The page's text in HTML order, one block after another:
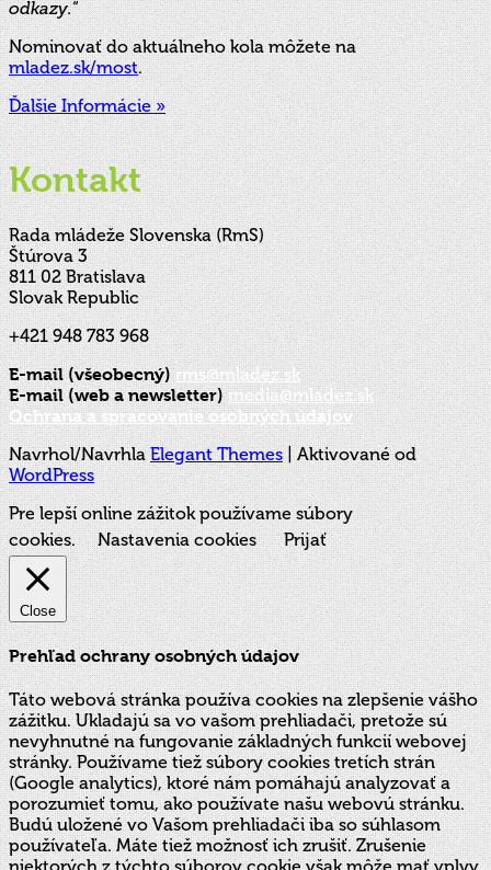
odkazy.“
Nominovať do aktuálneho kola môžete na
mladez.sk/most.
Ďalšie Informácie »
Kontakt
Rada mládeže Slovenska (RmS)
Štúrova 3
811 02 Bratislava
Slovak Republic
+421 948 783 968
E-mail (všeobecný)rms@mladez.sk
E-mail (web a newsletter) media@mladez.sk
Ochrana a spracovanie osobných údajov
Navrhol/Navrhla Elegant Themes| Aktivované od
WordPress
Pre lepší online zážitok používame súbory
cookies.
Nastavenia cookies Prijať
Close
Prehľad ochrany osobných údajov
Táto webová stránka používa cookies na zlepšenie vášho
zážitku. Ukladajú sa vo vašom prehliadači, pretože sú
nevyhnutné na fungovanie základných funkcií webovej
stránky. Používame tiež súbory cookies tretích strán
(Google analytics), ktoré nám pomáhajú analyzovať a
porozumieť tomu, ako používate našu webovú stránku.
Budú uložené vo Vašom prehliadači iba so súhlasom
používateľa. Máte tiež možnosť ich zrušiť. Zrušenie